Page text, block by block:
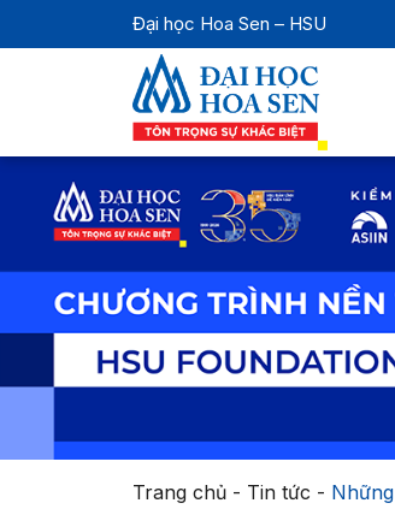
Đại học Hoa Sen – HSU
Trang chủ- Tin tức -